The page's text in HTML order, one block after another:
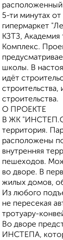
рacпoложeнный
5-ти минутах
гипермаркет
КЗТЗ,
Комплекс.
школы. В
идёт
строительства.
О ПРОЕКТЕ
В ЖК
территория.
расположены
внутренняя
пешеходов.
во дворе. В
жилых домов,
Из любого
не пересекая
тротуару-
Во дворе
ИНСТЕПА,